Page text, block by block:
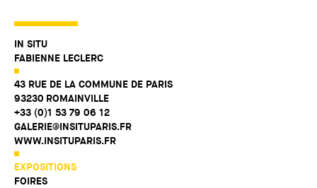
IN SITU
FABIENNE LECLERC
43 RUE DE LA COMMUNE DE PARIS
93230 ROMAINVILLE
+33 (0)1 53 79 06 12
GALERIE@INSITUPARIS.FR
WWW.INSITUPARIS.FR
EXPOSITIONS
FOIRES